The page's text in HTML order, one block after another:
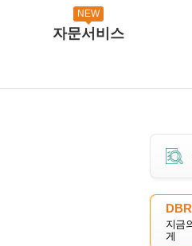
NEW
자문서비스
지금
게